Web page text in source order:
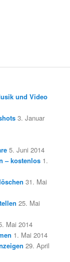
und Video
3. Januar
5. Juni 2014
– kostenlos 1.
31. Mai
25. Mai
Mai 2014
1. Mai 2014
29. April